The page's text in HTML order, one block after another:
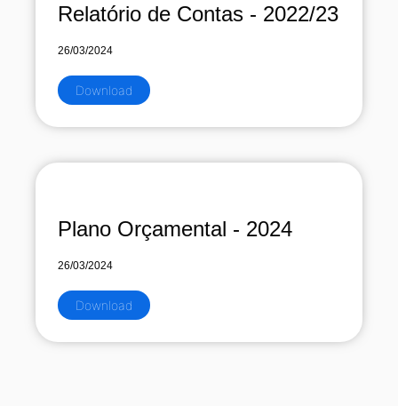
Relatório de Contas - 2022/23
26/03/2024
Download
Plano Orçamental - 2024
26/03/2024
Download